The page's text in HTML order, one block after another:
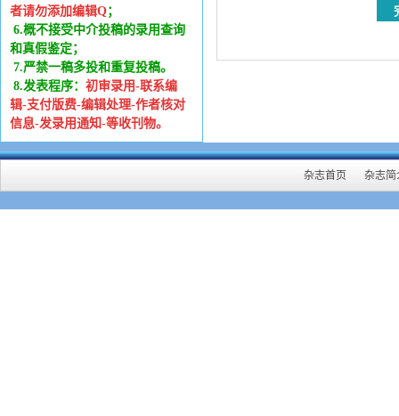
者请勿添加编辑Q；
6.概不接受中介投稿的录用查询
和真假鉴定；
7.严禁一稿多投和重复投稿。
8.发表程序： 初审录用-联系编
辑-支付版费-编辑处理-作者核对
信息-发录用通知-等收刊物。
杂志首页 杂志简